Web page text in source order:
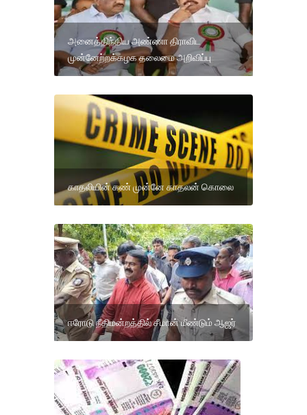
அனைத்திந்திய அண்ணா திராவிட
முன்னேற்றக்கழக தலைமை அறிவிப்பு
காதலியின் கண் முன்னே காதலன் கொலை
ஈரோடு நீதிமன்றத்தில் சீமான் மீண்டும் ஆஜர்